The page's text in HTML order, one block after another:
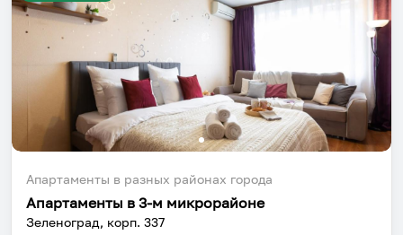
Апартаменты в разных районах города
Апартаменты в 3-м микрорайоне
Зеленоград, корп. 337